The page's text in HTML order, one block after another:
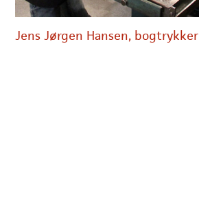
Jens Jørgen Hansen, bogtrykker